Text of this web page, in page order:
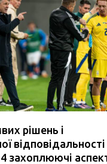
рішень і
відповідальності
захоплюючі